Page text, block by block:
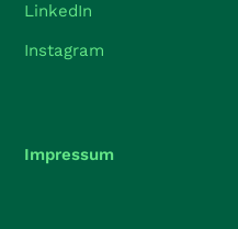
LinkedIn
Instagram
Impressum